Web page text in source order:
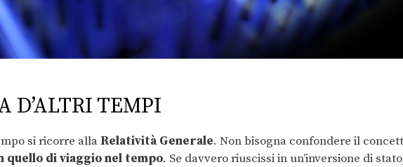
D’ALTRI TEMPI
si ricorre alla Relatività Generale. Non bisogna confondere il
quello di viaggio nel tempo. Se davvero riuscissi in un’inversione di